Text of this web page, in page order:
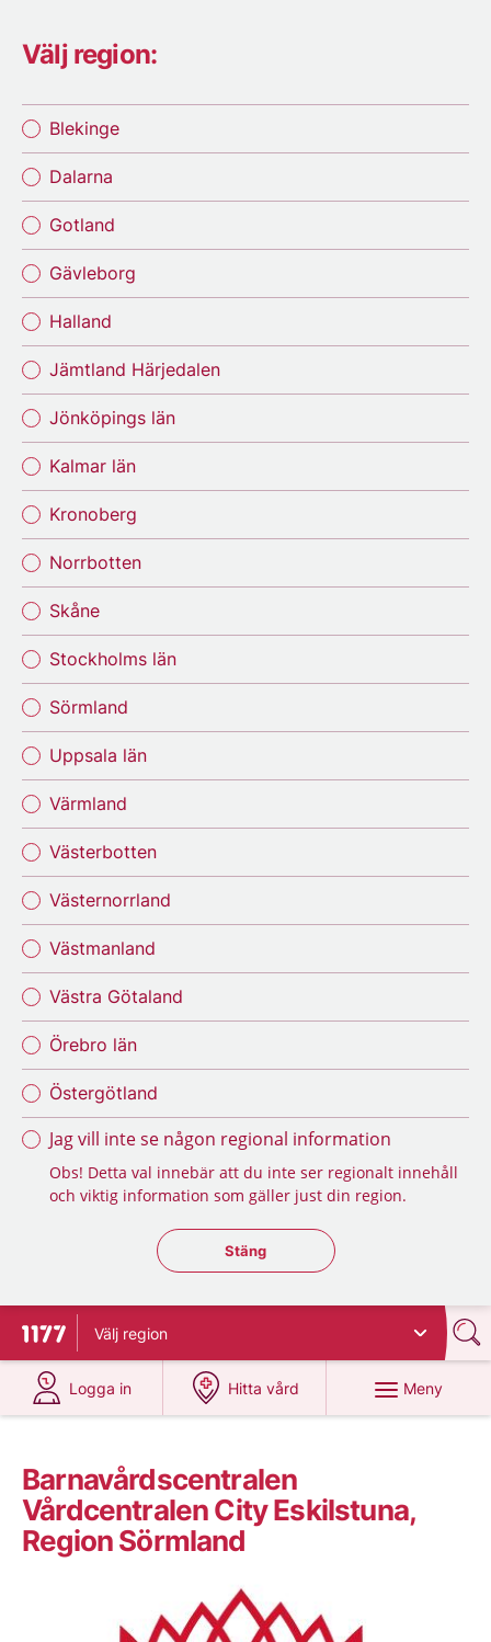
Välj region:
Blekinge
Dalarna
Gotland
Gävleborg
Halland
Jämtland Härjedalen
Jönköpings län
Kalmar län
Kronoberg
Norrbotten
Skåne
Stockholms län
Sörmland
Uppsala län
Värmland
Västerbotten
Västernorrland
Västmanland
Västra Götaland
Örebro län
Östergötland
Jag vill inte se någon regional information
Obs! Detta val innebär att du inte ser regionalt innehåll
och viktig information som gäller just din region.
Stäng regionsväljaren
Stäng
Till startsidan för 1177
Välj region
Logga in
på 1177.se
Hitta vård
på 1177.se
Meny
Barnavårdscentralen
Vårdcentralen City Eskilstuna,
Region Sörmland